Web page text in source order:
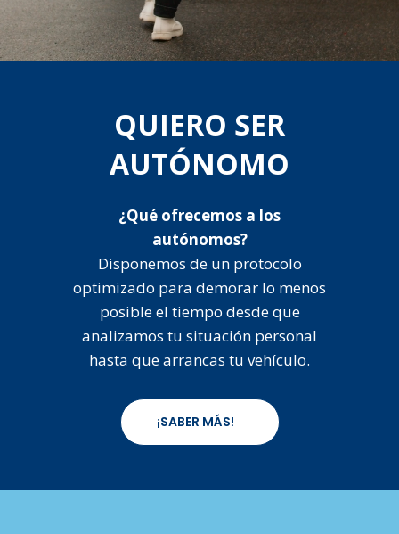
QUIERO SER
AUTÓNOMO
¿Qué ofrecemos a los
autónomos?
Disponemos de un protocolo
optimizado para demorar lo menos
posible el tiempo desde que
analizamos tu situación personal
hasta que arrancas tu vehículo.
¡SABER MÁS!